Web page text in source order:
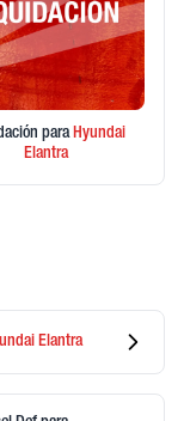
paraHyundai
Elantra
Elantra